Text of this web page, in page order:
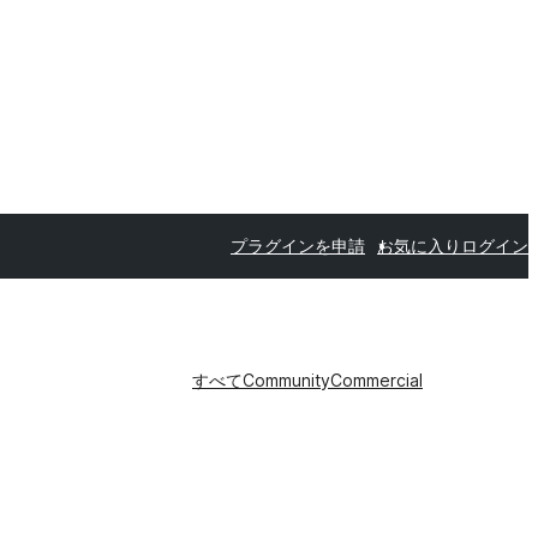
プラグインを申請 お気に入り ログイン
すべてCommunityCommercial